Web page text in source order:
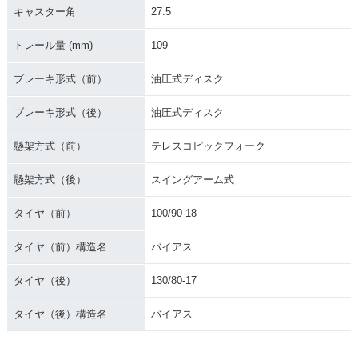
キャスター角 27.5
トレール量 (mm) 109
ブレーキ形式（前） 油圧式ディスク
ブレーキ形式（後） 油圧式ディスク
懸架方式（前） テレスコピックフォーク
懸架方式（後） スイングアーム式
タイヤ（前） 100/90-18
タイヤ（前）構造名 バイアス
タイヤ（後） 130/80-17
タイヤ（後）構造名 バイアス